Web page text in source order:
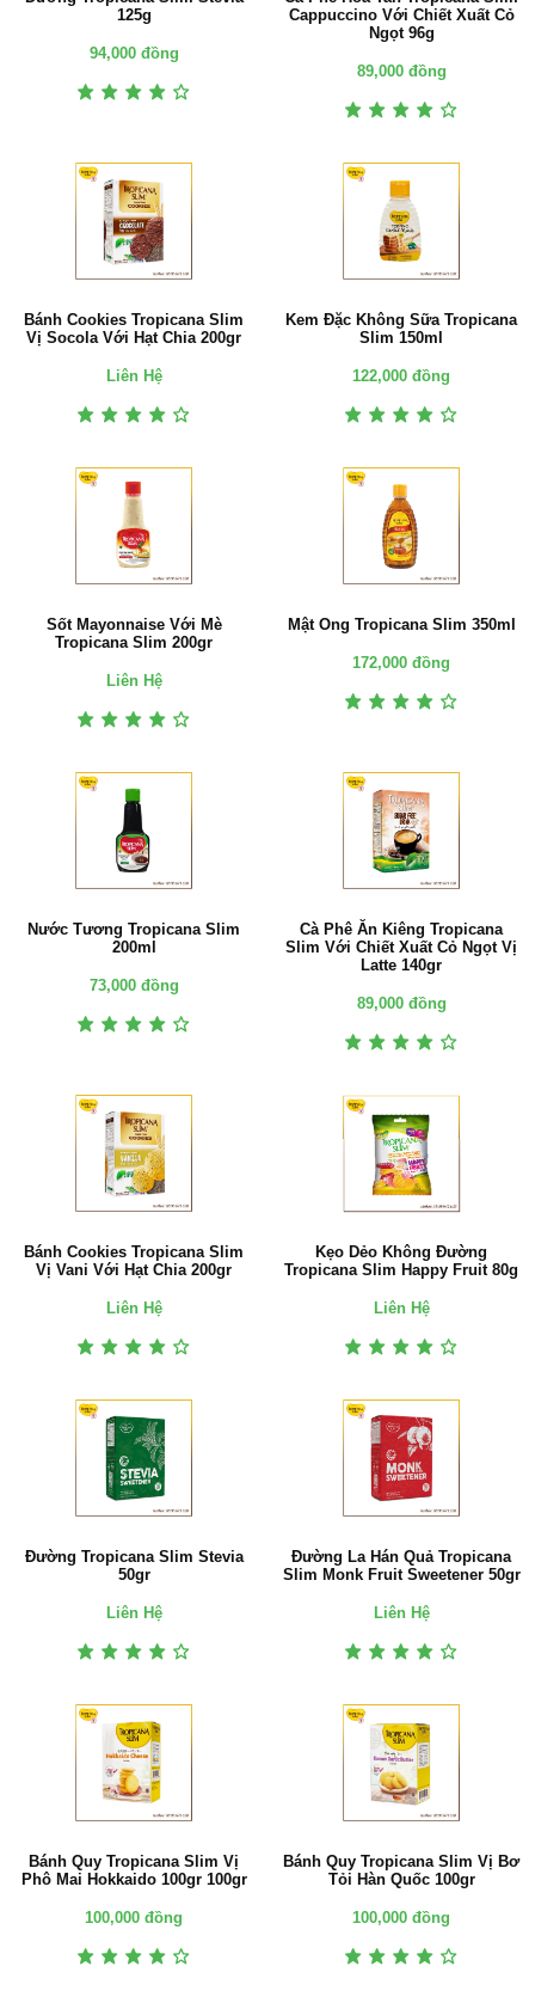
125g
94,000 đồng
Cappuccino Với Chiết Xuất Cỏ
Ngọt 96g
89,000 đồng
Bánh Cookies Tropicana Slim
Vị Socola Với Hạt Chia 200gr
Liên Hệ
Kem Đặc Không Sữa Tropicana
Slim 150ml
122,000 đồng
Sốt Mayonnaise Với Mè
Tropicana Slim 200gr
Liên Hệ
Mật Ong Tropicana Slim 350ml
172,000 đồng
Nước Tương Tropicana Slim
200ml
73,000 đồng
Cà Phê Ăn Kiêng Tropicana
Slim Với Chiết Xuất Cỏ Ngọt Vị
Latte 140gr
89,000 đồng
Bánh Cookies Tropicana Slim
Vị Vani Với Hạt Chia 200gr
Liên Hệ
Kẹo Dẻo Không Đường
Tropicana Slim Happy Fruit 80g
Liên Hệ
Đường Tropicana Slim Stevia
50gr
Liên Hệ
Đường La Hán Quả Tropicana
Slim Monk Fruit Sweetener 50gr
Liên Hệ
Bánh Quy Tropicana Slim Vị
Phô Mai Hokkaido 100gr 100gr
100,000 đồng
Bánh Quy Tropicana Slim Vị Bơ
Tỏi Hàn Quốc 100gr
100,000 đồng